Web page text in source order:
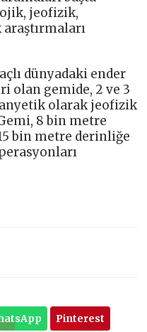
jeofizik,
dünyadaki ender
olan gemide, 2 ve 3
olarak jeofizik
8 bin metre
bin metre derinliğe
Pinterest